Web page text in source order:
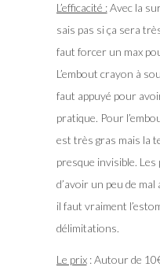
L’efficacité :Avec la
sais pas si ça sera
faut forcer un max
L’embout crayon à
faut appuyé pour
pratique. Pour
est très gras mais la
presque invisible.
d’avoir un peu de
il faut vraiment
délimitations.
Le prix: Autour de